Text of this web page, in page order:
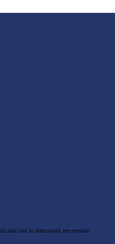
con le istruzioni necessarie.